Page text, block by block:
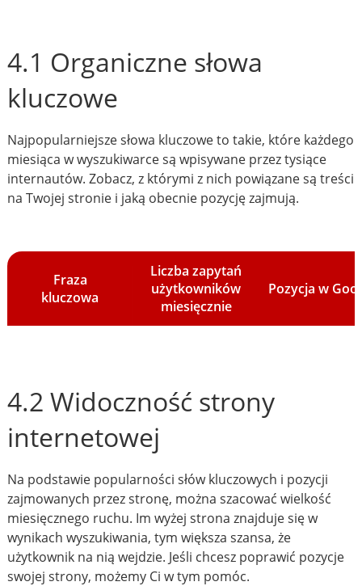
4.1 Organiczne słowa
kluczowe
Najpopularniejsze słowa kluczowe to takie, które każdego
miesiąca w wyszukiwarce są wpisywane przez tysiące
internautów. Zobacz, z którymi z nich powiązane są treści
na Twojej stronie i jaką obecnie pozycję zajmują.
Fraza
kluczowa
Liczba zapytań
użytkowników
miesięcznie
Pozycja w
4.2 Widoczność strony
internetowej
Na podstawie popularności słów kluczowych i pozycji
zajmowanych przez stronę, można szacować wielkość
miesięcznego ruchu. Im wyżej strona znajduje się w
wynikach wyszukiwania, tym większa szansa, że
użytkownik na nią wejdzie. Jeśli chcesz poprawić pozycje
swojej strony, możemy Ci w tym pomóc.